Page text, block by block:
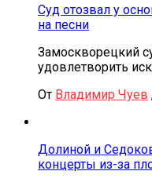
Суд отозвал у
на песни
Замоскворецкий
удовлетворить иск
От Владимир Чуев
Долиной и
концерты из-за